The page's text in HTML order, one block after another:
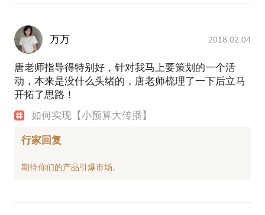
万万 2018.02.04
唐老师指导得特别好，针对我马上要策划的一个活
动，本来是没什么头绪的，唐老师梳理了一下后立马
开拓了思路！
如何实现【小预算大传播】
行家回复